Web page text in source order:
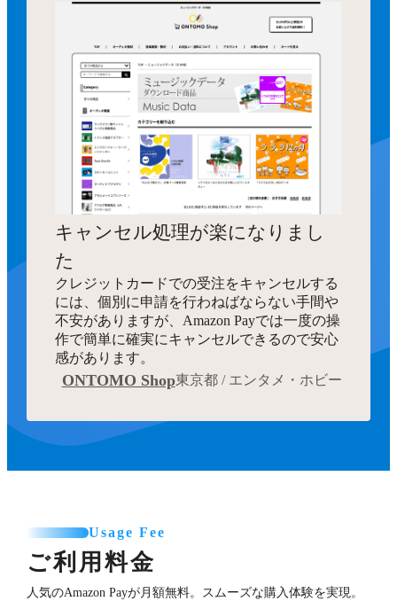
キャンセル処理が楽になりまし
た
クレジットカードでの受注をキャンセルする
には、個別に申請を行わねばならない手間や
不安がありますが、Amazon Payでは一度の操
作で簡単に確実にキャンセルできるので安心
感があります。
ONTOMO Shop東京都 / エンタメ・ホビー
Usage Fee
ご利用料金
人気のAmazon Payが月額無料。スムーズな購入体験を実現。